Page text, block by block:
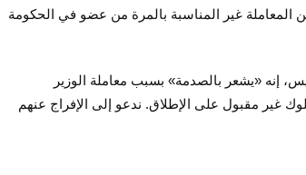
المعاملة غير المناسبة بالمرة من عضو في الحكومة
إنه «يشعر بالصدمة» بسبب معاملة الوزير
غير مقبول على الإطلاق. ندعو إلى الإفراج عنهم